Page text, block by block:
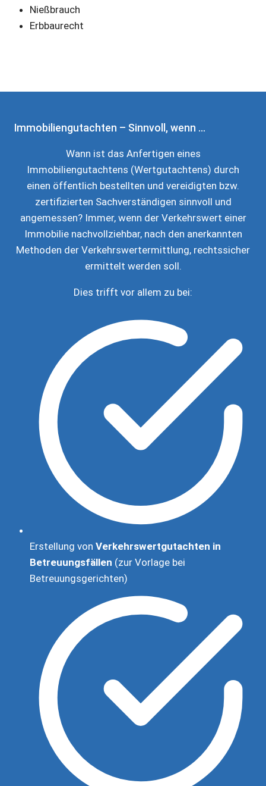
Nießbrauch
Erbbaurecht
Immobiliengutachten – Sinnvoll, wenn …
Wann ist das Anfertigen eines
Immobiliengutachtens (Wertgutachtens) durch
einen öffentlich bestellten und vereidigten bzw.
zertifizierten Sachverständigen sinnvoll und
angemessen? Immer, wenn der Verkehrswert einer
Immobilie nachvollziehbar, nach den anerkannten
Methoden der Verkehrswertermittlung, rechtssicher
ermittelt werden soll.
Dies trifft vor allem zu bei:
Erstellung von Verkehrswertgutachten in
Betreuungsfällen (zur Vorlage bei
Betreuungsgerichten)